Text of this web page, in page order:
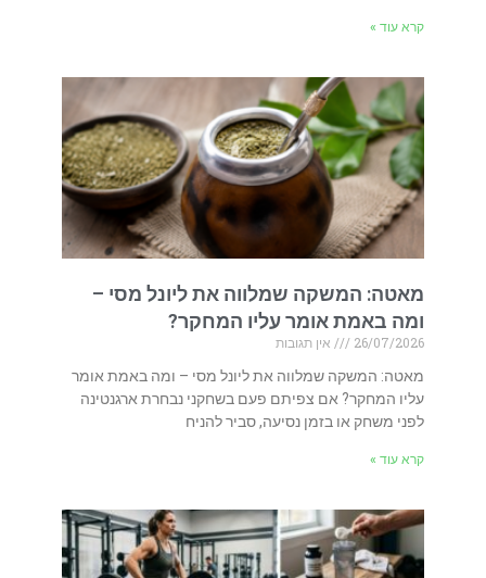
קרא עוד »
מאטה: המשקה שמלווה את ליונל מסי –
ומה באמת אומר עליו המחקר?
26/07/2026
אין תגובות
מאטה: המשקה שמלווה את ליונל מסי – ומה באמת אומר
עליו המחקר? אם צפיתם פעם בשחקני נבחרת ארגנטינה
לפני משחק או בזמן נסיעה, סביר להניח
קרא עוד »